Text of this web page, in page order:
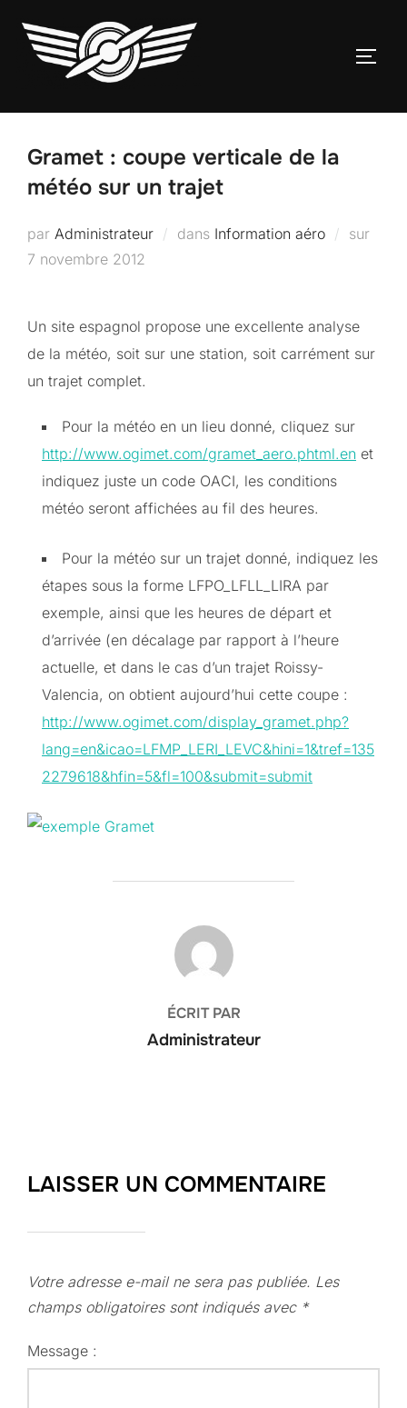
contenu
Gramet : coupe verticale de la
météo sur un trajet
par Administrateur dans Information aéro sur
7 novembre 2012
Un site espagnol propose une excellente analyse
de la météo, soit sur une station, soit carrément sur
un trajet complet.
Pour la météo en un lieu donné, cliquez sur
http://www.ogimet.com/gramet_aero.phtml.en et
indiquez juste un code OACI, les conditions
météo seront affichées au fil des heures.
Pour la météo sur un trajet donné, indiquez les
étapes sous la forme LFPO_LFLL_LIRA par
exemple, ainsi que les heures de départ et
d’arrivée (en décalage par rapport à l’heure
actuelle, et dans le cas d’un trajet Roissy-
Valencia, on obtient aujourd’hui cette coupe :
http://www.ogimet.com/display_gramet.php?
lang=en&icao=LFMP_LERI_LEVC&hini=1&tref=135
2279618&hfin=5&fl=100&submit=submit
AUTEUR DE LA PUBLICATION
ÉCRIT PAR
Administrateur
LAISSER UN COMMENTAIRE
Votre adresse e-mail ne sera pas publiée. Les
champs obligatoires sont indiqués avec *
Message :